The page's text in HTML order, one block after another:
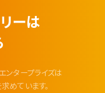
ーは
ンタープライズは
めています。